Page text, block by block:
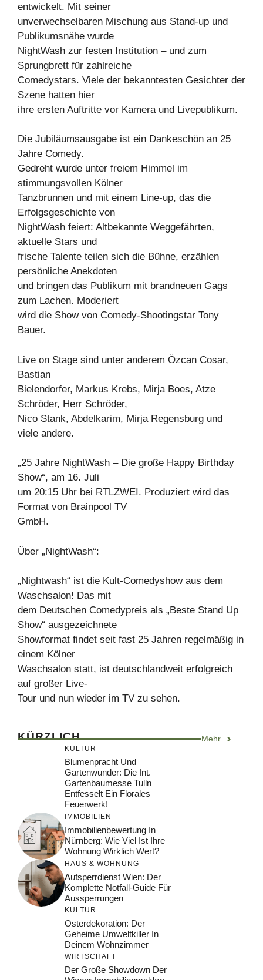
entwickelt. Mit seiner
unverwechselbaren Mischung aus Stand-up und
Publikumsnähe wurde
NightWash zur festen Institution – und zum
Sprungbrett für zahlreiche
Comedystars. Viele der bekanntesten Gesichter der
Szene hatten hier
ihre ersten Auftritte vor Kamera und Livepublikum.
Die Jubiläumsausgabe ist ein Dankeschön an 25
Jahre Comedy.
Gedreht wurde unter freiem Himmel im
stimmungsvollen Kölner
Tanzbrunnen und mit einem Line-up, das die
Erfolgsgeschichte von
NightWash feiert: Altbekannte Weggefährten,
aktuelle Stars und
frische Talente teilen sich die Bühne, erzählen
persönliche Anekdoten
und bringen das Publikum mit brandneuen Gags
zum Lachen. Moderiert
wird die Show von Comedy-Shootingstar Tony
Bauer.
Live on Stage sind unter anderem Özcan Cosar,
Bastian
Bielendorfer, Markus Krebs, Mirja Boes, Atze
Schröder, Herr Schröder,
Nico Stank, Abdelkarim, Mirja Regensburg und
viele andere.
„25 Jahre NightWash – Die große Happy Birthday
Show“, am 16. Juli
um 20:15 Uhr bei RTLZWEI. Produziert wird das
Format von Brainpool TV
GmbH.
Über „NightWash“:
„Nightwash“ ist die Kult-Comedyshow aus dem
Waschsalon! Das mit
dem Deutschen Comedypreis als „Beste Stand Up
Show“ ausgezeichnete
Showformat findet seit fast 25 Jahren regelmäßig in
einem Kölner
Waschsalon statt, ist deutschlandweit erfolgreich
auf großer Live-
Tour und nun wieder im TV zu sehen.
KÜRZLICH Mehr
KULTUR
Blumenpracht Und
Gartenwunder: Die Int.
Gartenbaumesse Tulln
Entfesselt Ein Florales
Feuerwerk!
IMMOBILIEN
Immobilienbewertung In
Nürnberg: Wie Viel Ist Ihre
Wohnung Wirklich Wert?
HAUS & WOHNUNG
Aufsperrdienst Wien: Der
Komplette Notfall-Guide Für
Aussperrungen
KULTUR
Osterdekoration: Der
Geheime Umweltkiller In
Deinem Wohnzimmer
WIRTSCHAFT
Der Große Showdown Der